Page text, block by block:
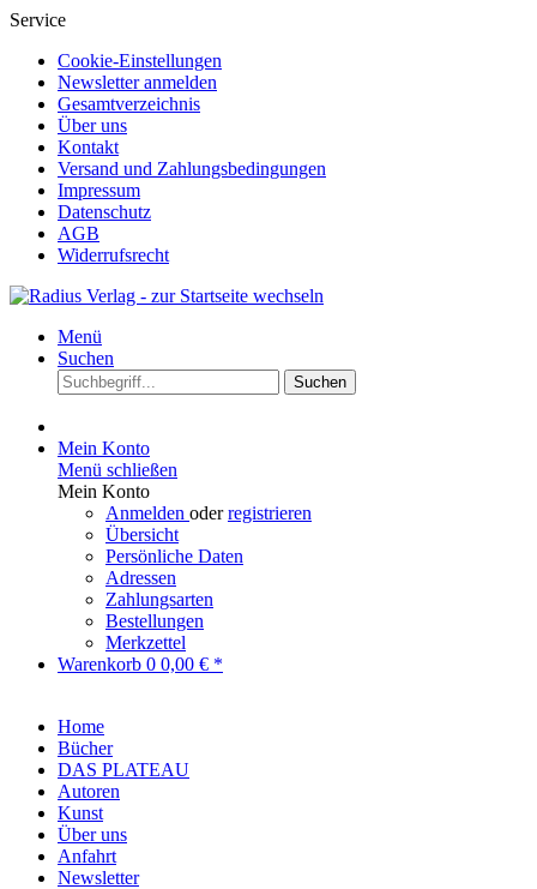
Service
Cookie-Einstellungen
Newsletter anmelden
Gesamtverzeichnis
Über uns
Kontakt
Versand und Zahlungsbedingungen
Impressum
Datenschutz
AGB
Widerrufsrecht
Menü
Suchen
Suchen
Mein Konto
Menü schließen
Mein Konto
Anmelden oderregistrieren
Übersicht
Persönliche Daten
Adressen
Zahlungsarten
Bestellungen
Merkzettel
Warenkorb 0 0,00 € *
Home
Bücher
DAS PLATEAU
Autoren
Kunst
Über uns
Anfahrt
Newsletter